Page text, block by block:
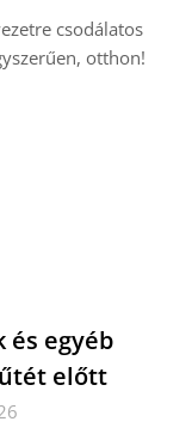
csodálatos
otthon!
és egyéb
előtt